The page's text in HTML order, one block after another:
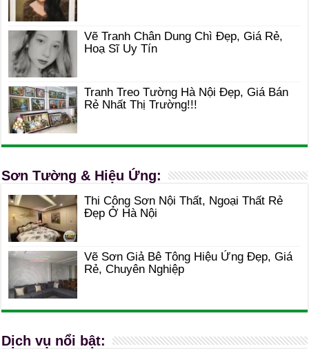
Vẽ Tranh Chân Dung Chì Đẹp, Giá Rẻ,
Hoạ Sĩ Uy Tín
Tranh Treo Tường Hà Nội Đẹp, Giá Bán
Rẻ Nhất Thị Trường!!!
Sơn Tường & Hiệu Ứng:
Thi Công Sơn Nội Thất, Ngoại Thất Rẻ
Đẹp Ở Hà Nội
Vẽ Sơn Giả Bê Tông Hiệu Ứng Đẹp, Giá
Rẻ, Chuyên Nghiệp
Dịch vụ nổi bật: